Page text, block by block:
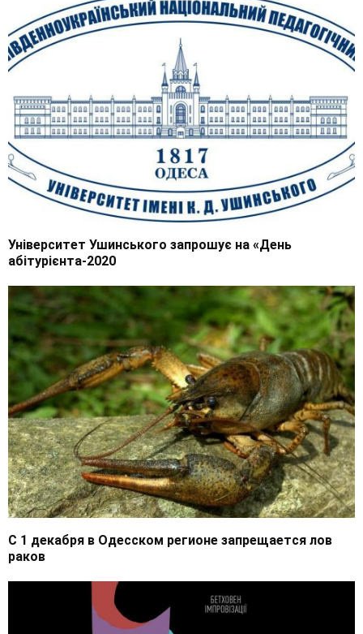
Університет Ушинського запрошує на «День
абітурієнта-2020
С 1 декабря в Одесском регионе запрещается лов
раков